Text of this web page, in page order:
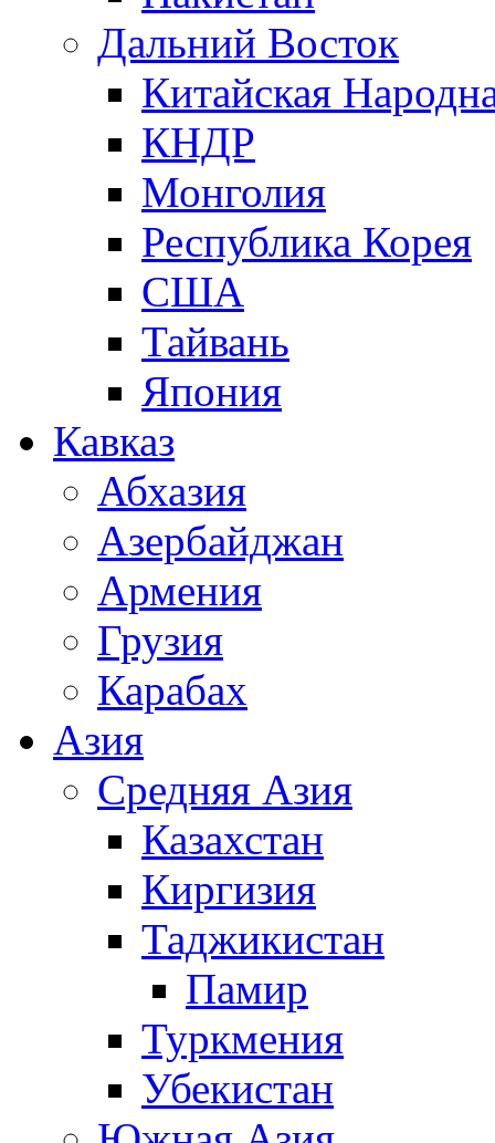
Дальний Восток
Китайская
КНДР
Монголия
Республика Корея
США
Тайвань
Япония
Кавказ
Абхазия
Азербайджан
Армения
Грузия
Карабах
Азия
Средняя Азия
Казахстан
Киргизия
Таджикистан
Памир
Туркмения
Убекистан